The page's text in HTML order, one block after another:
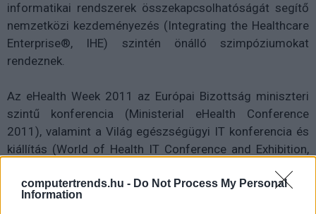
computertrends.hu - Do Not Process My Personal
Information
informatikai rendszerek összekapcsolhatóságát segítő
nemzetközi kezdeményezés (Integrating the Healthcare
Enterprise®, IHE) szintén önálló szimpóziumokat
rendeznek.
Az eHealth Week 2011 az Európai Bizottság miniszteri
szintű konferencia (Ministerial eHealth Conference
2011), valamint a Világ egészségügyi IT konferencia és
kiállítás (World of Health IT Conference and Exhibition,
Bizottság, a HIMSS Europe (Healthcare Information and
Management Systems Society Europe) és az Európai